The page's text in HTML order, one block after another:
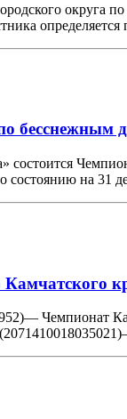
определяется
бесснежным
состоится
на 31
Камчатского
Чемпионат